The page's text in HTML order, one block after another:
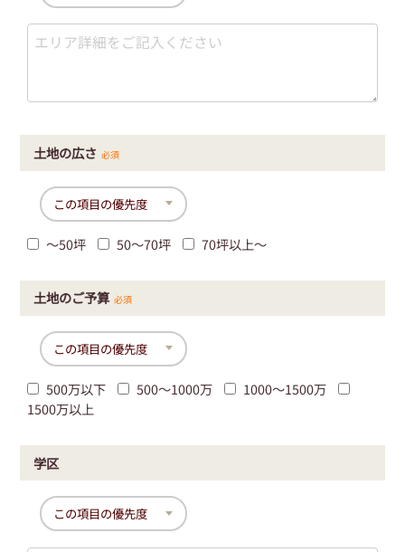
土地の広さ 必須
〜50坪 50〜70坪 70坪以上〜
土地のご予算 必須
500万以下 500〜1000万
1000〜1500万
1500万以上
学区